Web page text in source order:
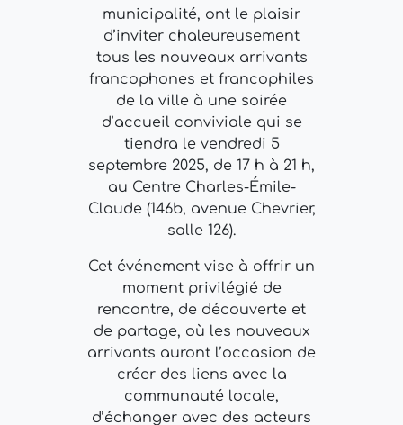
municipalité, ont le plaisir
d’inviter chaleureusement
tous les nouveaux arrivants
francophones et francophiles
de la ville à une soirée
d’accueil conviviale qui se
tiendra le vendredi 5
septembre 2025, de 17 h à 21 h,
au Centre Charles-Émile-
Claude (146b, avenue Chevrier,
salle 126).
Cet événement vise à offrir un
moment privilégié de
rencontre, de découverte et
de partage, où les nouveaux
arrivants auront l’occasion de
créer des liens avec la
communauté locale,
d’échanger avec des acteurs